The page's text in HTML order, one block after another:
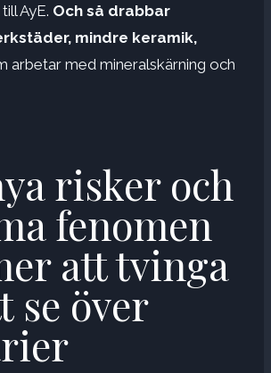
AyE. Och så drabbar
mindre keramik,
arbetar med mineralskärning och
risker och
fenomen
att tvinga
se över